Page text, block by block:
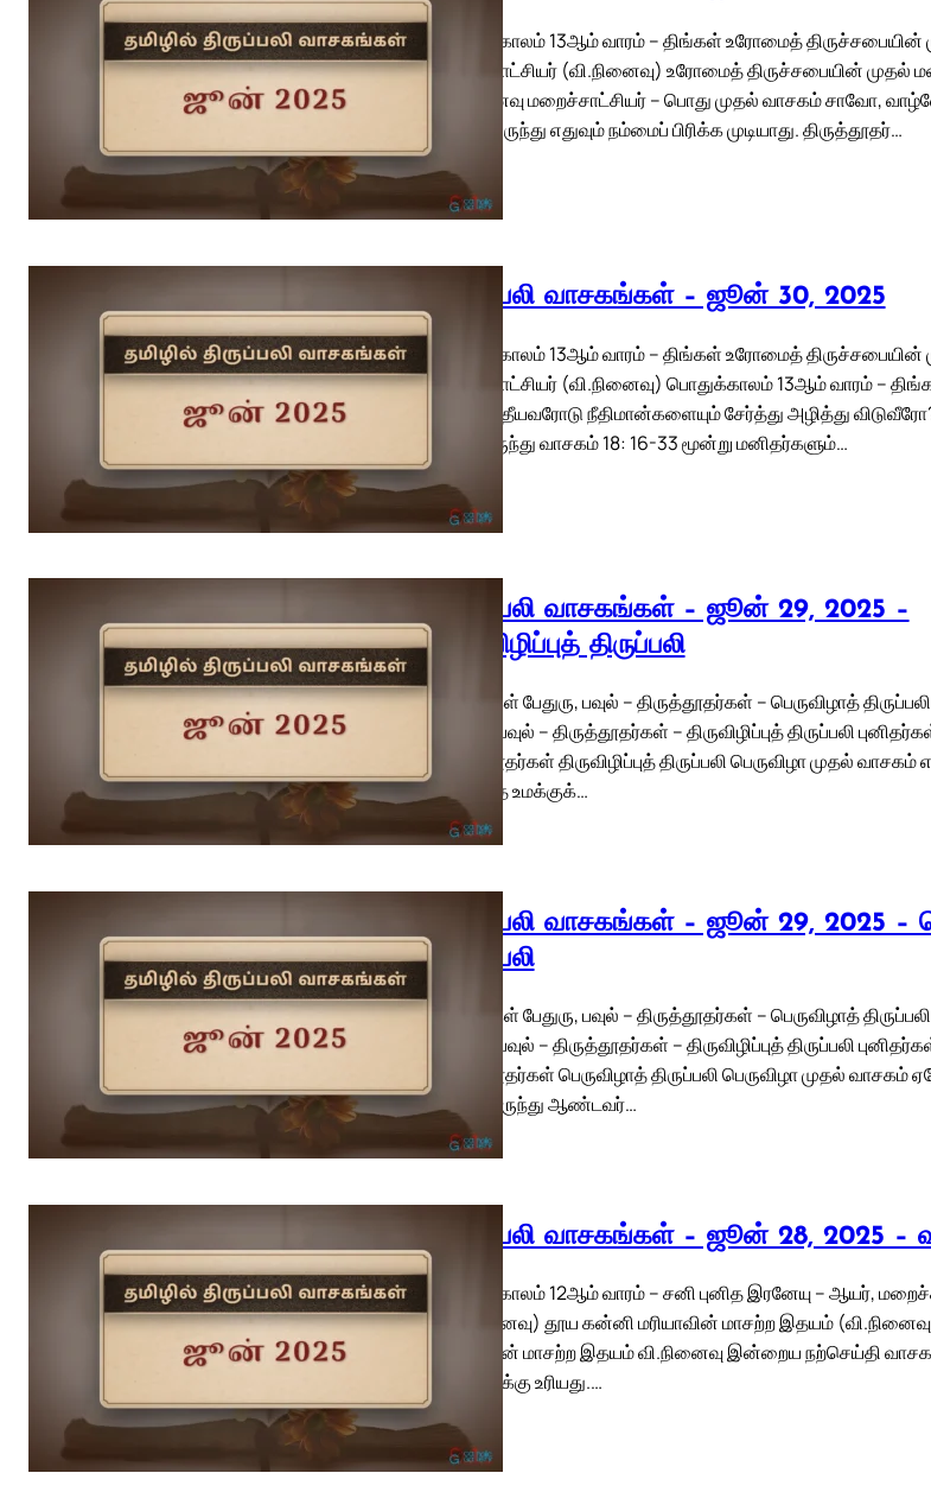
பொதுக்காலம் 13ஆம் வாரம் – திங்கள் உரோமைத் திருச்சபையின்
மறைச்சாட்சியர் (வி.நினைவு) உரோமைத் திருச்சபையின் முதல்
வி.நினைவு மறைச்சாட்சியர் – பொது முதல் வாசகம் சாவோ,
அன்பிலிருந்து எதுவும் நம்மைப் பிரிக்க முடியாது. திருத்தூதர்…
திருப்பலி வாசகங்கள் – ஜூன் 30, 2025
பொதுக்காலம் 13ஆம் வாரம் – திங்கள் உரோமைத் திருச்சபையின்
மறைச்சாட்சியர் (வி.நினைவு) பொதுக்காலம் 13ஆம் வாரம் –
வாசகம் தீயவரோடு நீதிமான்களையும் சேர்த்து அழித்து
நூலிலிருந்து வாசகம் 18: 16-33 மூன்று மனிதர்களும்…
திருப்பலி வாசகங்கள் – ஜூன் 29, 2025 –
திருவிழிப்புத் திருப்பலி
புனிதர்கள் பேதுரு, பவுல் – திருத்தூதர்கள் – பெருவிழாத்
பேதுரு, பவுல் – திருத்தூதர்கள் – திருவிழிப்புத் திருப்பலி
திருத்தூதர்கள் திருவிழிப்புத் திருப்பலி பெருவிழா முதல்
உள்ளதை உமக்குக்…
திருப்பலி வாசகங்கள் – ஜூன் 29, 2025 –
திருப்பலி
புனிதர்கள் பேதுரு, பவுல் – திருத்தூதர்கள் – பெருவிழாத்
பேதுரு, பவுல் – திருத்தூதர்கள் – திருவிழிப்புத் திருப்பலி
திருத்தூதர்கள் பெருவிழாத் திருப்பலி பெருவிழா முதல் வாசகம்
கையிலிருந்து ஆண்டவர்…
திருப்பலி வாசகங்கள் – ஜூன் 28, 2025 –
பொதுக்காலம் 12ஆம் வாரம் – சனி புனித இரனேயு – ஆயர்,
(வி.நினைவு) தூய கன்னி மரியாவின் மாசற்ற இதயம்
மரியாவின் மாசற்ற இதயம் வி.நினைவு இன்றைய நற்செய்தி
நினைவுக்கு உரியது.…